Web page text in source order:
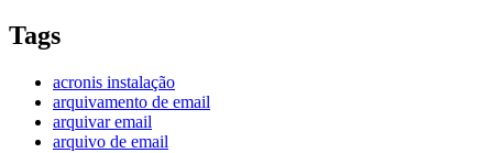
Tags
acronis instalação
arquivamento de email
arquivar email
arquivo de email